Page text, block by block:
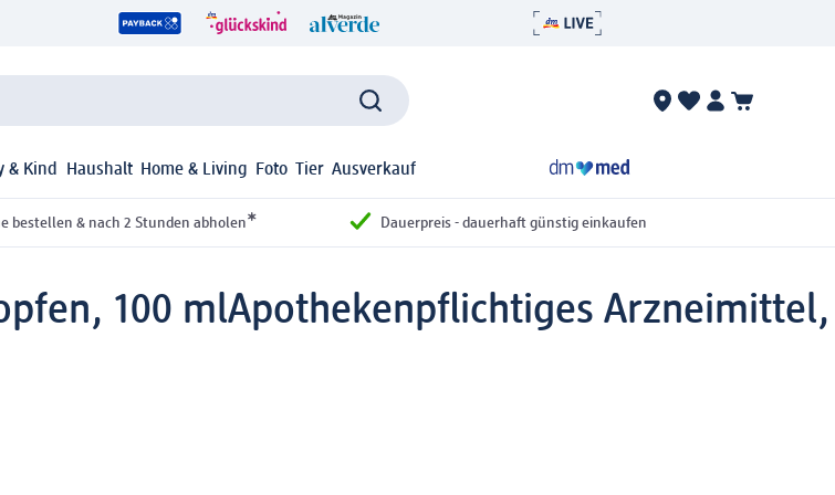
& Kind Haushalt Home & Living Foto Tier Ausverkauf
bestellen & nach 2 Stunden abholen* Dauerpreis - dauerhaft günstig einkaufen
100 mlApothekenpflichtiges Arzneimittel,